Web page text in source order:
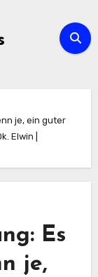
je, ein guter
Elwin |
Es
je,